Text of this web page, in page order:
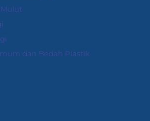
Mulut
dan Bedah Plastik